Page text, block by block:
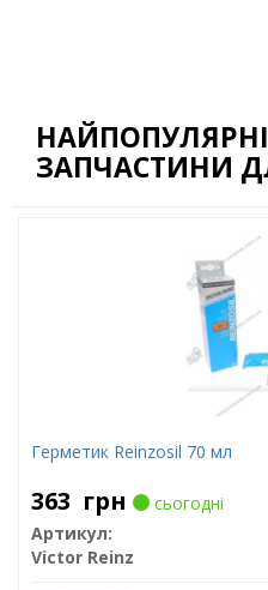
ЗАПЧАСТИНИ
Герметик Reinzosil 70 мл
363 грн
сьогодні
Артикул:
Victor Reinz